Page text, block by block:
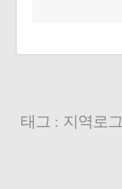
태그 : 지역로그